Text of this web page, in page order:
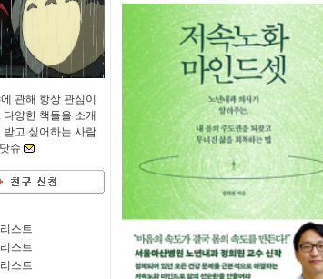
관해 항상 관심이
다양한 책들을 소개
받고 싶어하는 사람
닷슈
스트
스트
스트